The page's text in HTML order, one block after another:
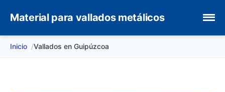
Material para vallados metálicos
Inicio Vallados en Guipúzcoa